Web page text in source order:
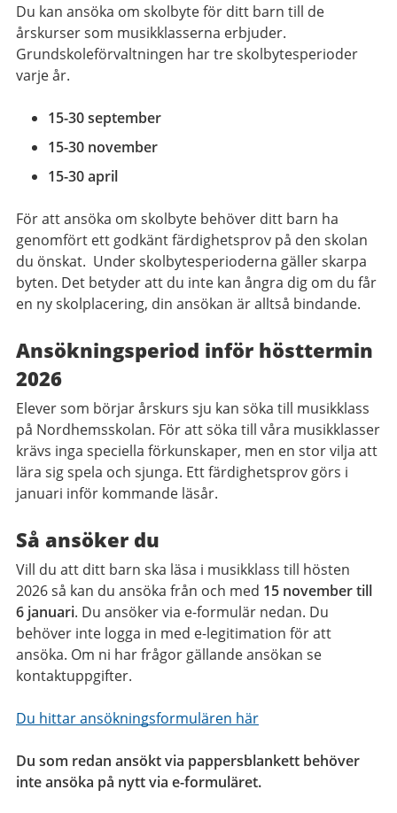
Du kan ansöka om skolbyte för ditt barn till de
årskurser som musikklasserna erbjuder.
Grundskoleförvaltningen har tre skolbytesperioder
varje år.
15-30 september
15-30 november
15-30 april
För att ansöka om skolbyte behöver ditt barn ha
genomfört ett godkänt färdighetsprov på den skolan
du önskat. Under skolbytesperioderna gäller skarpa
byten. Det betyder att du inte kan ångra dig om du får
en ny skolplacering, din ansökan är alltså bindande.
Ansökningsperiod inför hösttermin
2026
Elever som börjar årskurs sju kan söka till musikklass
på Nordhemsskolan. För att söka till våra musikklasser
krävs inga speciella förkunskaper, men en stor vilja att
lära sig spela och sjunga. Ett färdighetsprov görs i
januari inför kommande läsår.
Så ansöker du
Vill du att ditt barn ska läsa i musikklass till hösten
2026 så kan du ansöka från och med 15 november till
6 januari. Du ansöker via e-formulär nedan. Du
behöver inte logga in med e-legitimation för att
ansöka. Om ni har frågor gällande ansökan se
kontaktuppgifter.
Du hittar ansökningsformulären här
Du som redan ansökt via pappersblankett behöver
inte ansöka på nytt via e-formuläret.